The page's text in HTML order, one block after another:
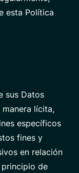
esta Política
sus Datos
lícita,
específicos
fines y
en relación
de